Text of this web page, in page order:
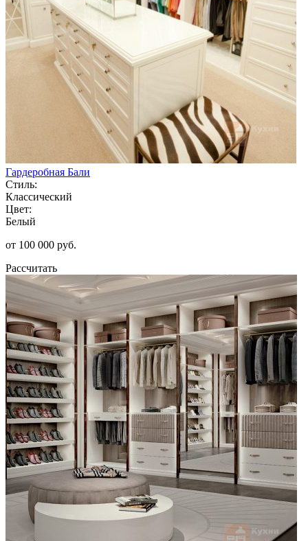
Гардеробная Бали
Стиль:
Классический
Цвет:
Белый
от 100 000 руб.
Рассчитать